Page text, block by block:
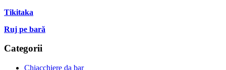
Tikitaka
Ruj pe bară
Categorii
Chiacchiere da bar